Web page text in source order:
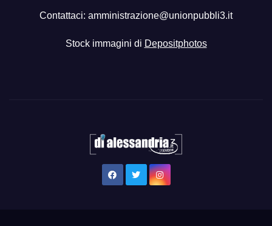
Contattaci: amministrazione@unionpubbli3.it
Stock immagini di Depositphotos